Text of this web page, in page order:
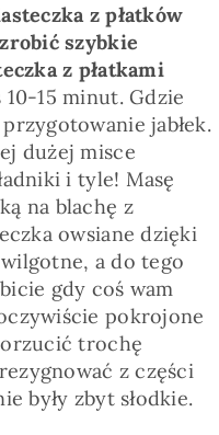
z płatków
szybkie
z płatkami
15 minut. Gdzie
jabłek.
dużej misce
i tyle! Masę
na blachę z
owsiane dzięki
a do tego
gdy coś wam
pokrojone
trochę
z części
były zbyt słodkie.